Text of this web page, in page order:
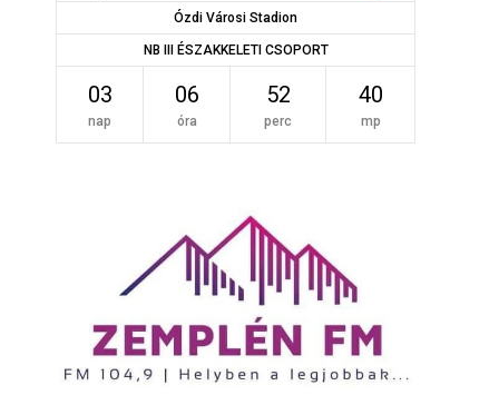
Ózdi Városi Stadion
NB III ÉSZAKKELETI CSOPORT
03
nap
06
óra
52
perc
39
mp